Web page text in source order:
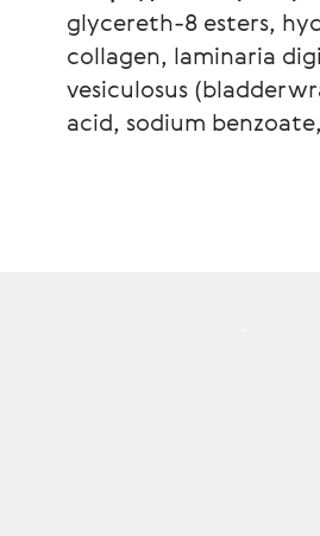
glycereth-8 esters,
collagen, laminaria
vesiculosus
acid, sodium